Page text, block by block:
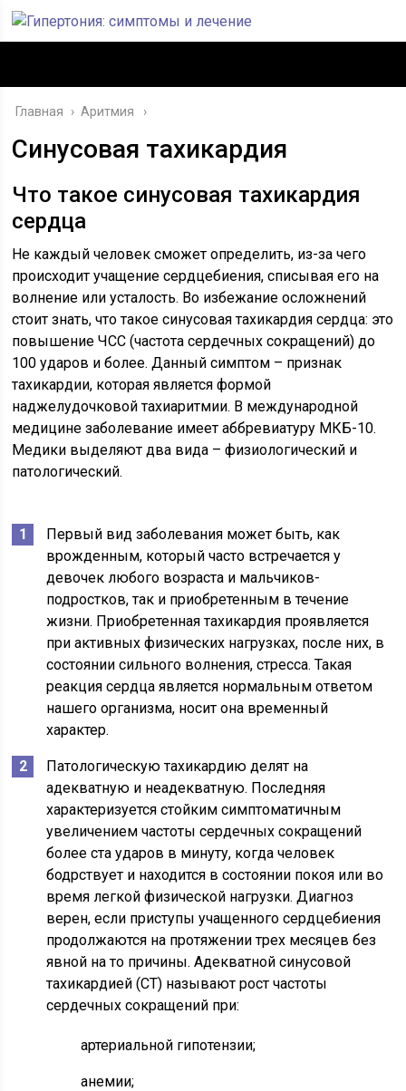
Главная › Аритмия
Синусовая тахикардия
Что такое синусовая тахикардия
сердца
Не каждый человек сможет определить, из-за чего
происходит учащение сердцебиения, списывая его на
волнение или усталость. Во избежание осложнений
стоит знать, что такое синусовая тахикардия сердца: это
повышение ЧСС (частота сердечных сокращений) до
100 ударов и более. Данный симптом – признак
тахикардии, которая является формой
наджелудочковой тахиаритмии. В международной
медицине заболевание имеет аббревиатуру МКБ-10.
Медики выделяют два вида­ – физиологический и
патологический.
Первый вид заболевания может быть, как
врожденным, который часто встречается у
девочек любого возраста и мальчиков-
подростков, так и приобретенным в течение
жизни. Приобретенная тахикардия проявляется
при активных физических нагрузках, после них, в
состоянии сильного волнения, стресса. Такая
реакция сердца является нормальным ответом
нашего организма, носит она временный
характер.
Патологическую тахикардию делят на
адекватную и неадекватную. Последняя
характеризуется стойким симптоматичным
увеличением частоты сердечных сокращений
более ста ударов в минуту, когда человек
бодрствует и находится в состоянии покоя или во
время легкой физической нагрузки. Диагноз
верен, если приступы учащенного сердцебиения
продолжаются на протяжении трех месяцев без
явной на то причины. Адекватной синусовой
тахикардией (СТ) называют рост частоты
сердечных сокращений при:
артериальной гипотензии;
анемии;